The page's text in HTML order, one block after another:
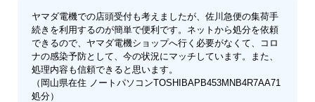
ヤマダ電機での店頭受付も考えましたが、佐川急便の集荷手
続きを利用するのが簡単で便利です。ネットから処分を依頼
できるので、ヤマダ電機ショップへ行く必要がなくて、コロ
ナの感染予防として、今の状況にマッチしています。また、
処理内容も信頼できると思います。
（岡山県在住 ノートパソコンTOSHIBAPB453MNB4R7AA71
処分）